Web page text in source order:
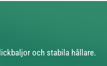
och stabila hållare.